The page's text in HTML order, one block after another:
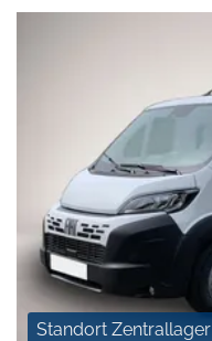
Standort Zentrallager